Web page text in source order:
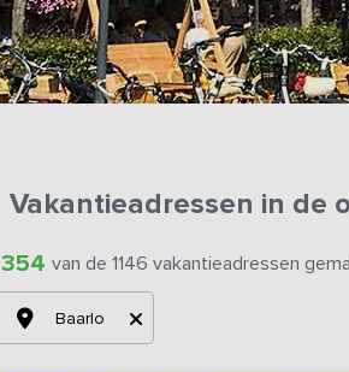
Vakantieadressen in de
354 van de 1146 vakantieadressen
Baarlo